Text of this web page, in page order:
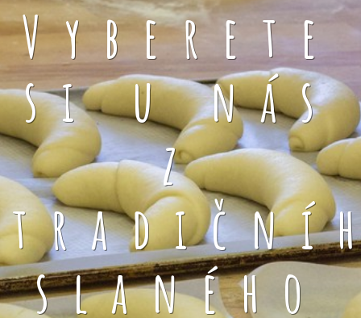
Vyberete
si u nás
z
slaného